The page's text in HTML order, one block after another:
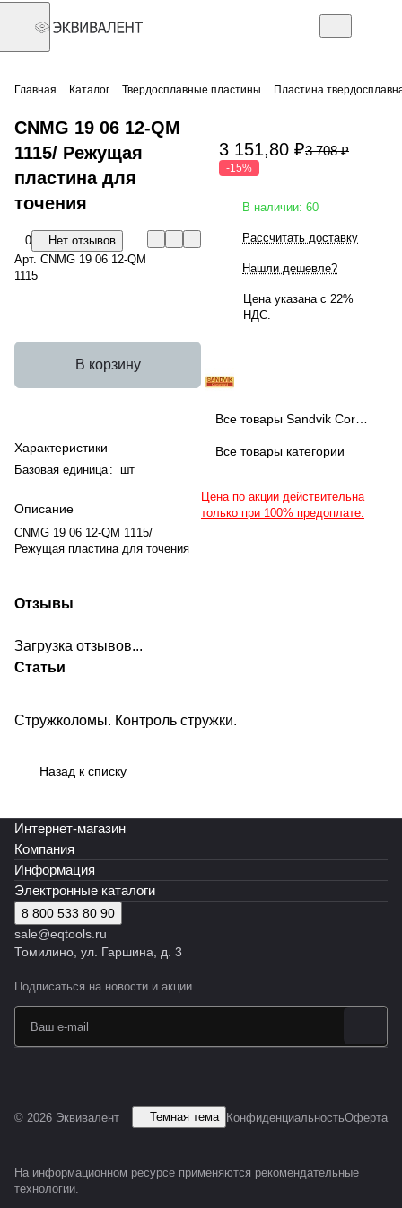
Главная Каталог Твердосплавные пластины Пластина
CNMG 19 06 12-QM
1115/ Режущая
пластина для
точения
0
Нет отзывов
Арт. CNMG 19 06 12-QM
1115
В корзину
Характеристики
Базовая единица : шт
Описание
CNMG 19 06 12-QM 1115/
Режущая пластина для точения
3 151,80 ₽3 708 ₽
-15%
В наличии: 60
Рассчитать доставку
Нашли дешевле?
Цена указана с 22%
НДС.
Все товары категории
Цена по акции действительна
только при 100% предоплате.
Отзывы
Загрузка отзывов...
Статьи
Справочная информация
Стружколомы. Контроль стружки.
Назад к списку
Интернет-магазин
Компания
Информация
Электронные каталоги
8 800 533 80 90
sale@eqtools.ru
Томилино, ул. Гаршина, д. 3
Подписаться на новости и акции
© 2026 Эквивалент Темная тема КонфиденциальностьОферта
На информационном ресурсе применяются рекомендательные
технологии.